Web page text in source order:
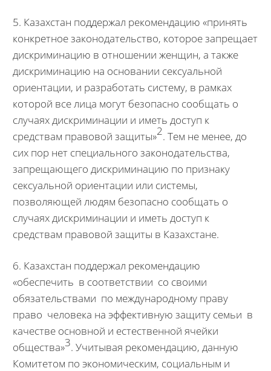
5. Казахстан поддержал рекомендацию «принять
конкретное законодательство, которое запрещает
дискриминацию в отношении женщин, а также
дискриминацию на основании сексуальной
ориентации, и разработать систему, в рамках
которой все лица могут безопасно сообщать о
случаях дискриминации и иметь доступ к
средствам правовой защиты»2. Тем не менее, до
сих пор нет специального законодательства,
запрещающего дискриминацию по признаку
сексуальной ориентации или системы,
позволяющей людям безопасно сообщать о
случаях дискриминации и иметь доступ к
средствам правовой защиты в Казахстане.
6. Казахстан поддержал рекомендацию
«обеспечить в соответствии со своими
обязательствами по международному праву
право человека на эффективную защиту семьи в
качестве основной и естественной ячейки
общества»3. Учитывая рекомендацию, данную
Комитетом по экономическим, социальным и